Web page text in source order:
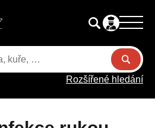
Rozšířené hledání